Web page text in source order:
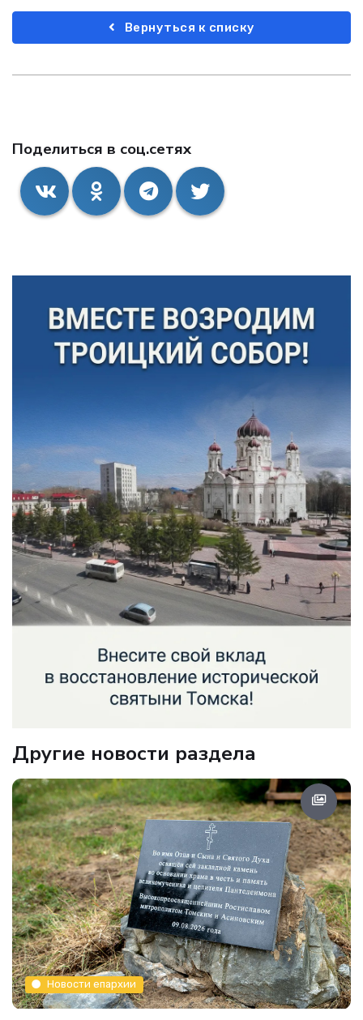
Поделиться в соц.сетях
Вернуться к списку
Другие новости раздела
Новости епархии